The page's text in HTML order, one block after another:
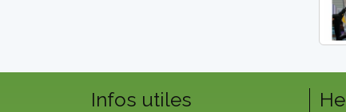
Infos utiles